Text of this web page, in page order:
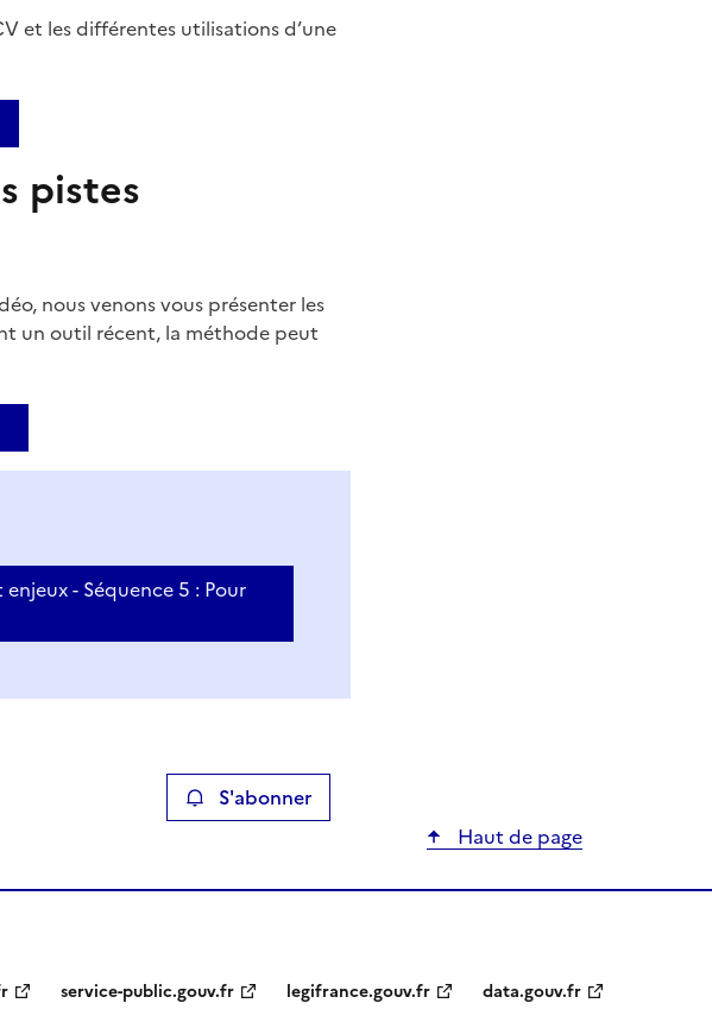
et les différentes utilisations d’une
pistes
nous venons vous présenter les
un outil récent, la méthode peut
- Séquence 5 : Pour
dans le presse-papier S'abonner
Haut de page
service-public.gouv.fr legifrance.gouv.fr data.gouv.fr